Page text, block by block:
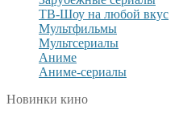
ТВ-Шоу на любой вкус
Мультфильмы
Мультсериалы
Аниме
Аниме-сериалы
Новинки кино